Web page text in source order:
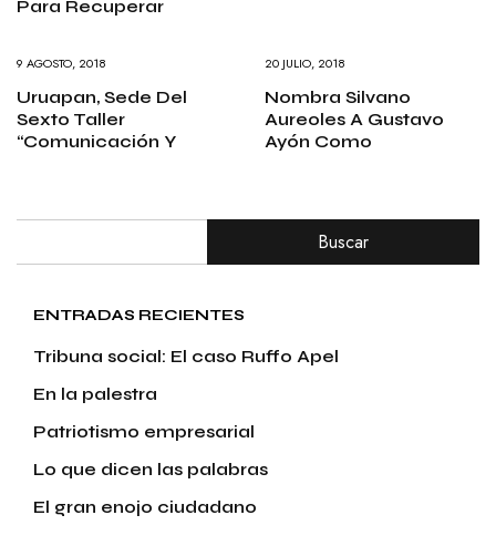
Para Recuperar
9 AGOSTO, 2018
Uruapan, Sede Del
Sexto Taller
“Comunicación Y
20 JULIO, 2018
Nombra Silvano
Aureoles A Gustavo
Ayón Como
Buscar
ENTRADAS RECIENTES
Tribuna social: El caso Ruffo Apel
En la palestra
Patriotismo empresarial
Lo que dicen las palabras
El gran enojo ciudadano